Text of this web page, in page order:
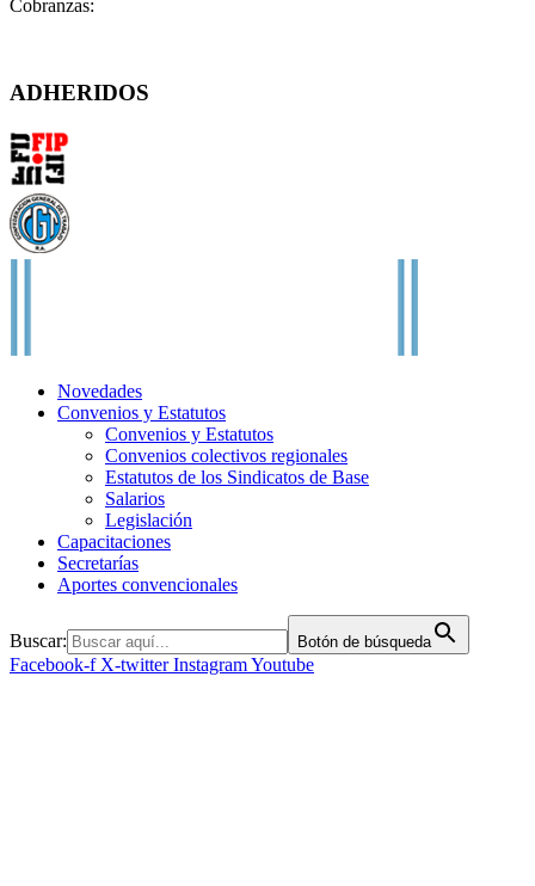
Cobranzas:
ADHERIDOS
Novedades
Convenios y Estatutos
Convenios y Estatutos
Convenios colectivos regionales
Estatutos de los Sindicatos de Base
Salarios
Legislación
Capacitaciones
Secretarías
Aportes convencionales
Buscar: Botón de búsqueda
Facebook-f X-twitter InstagramYoutube